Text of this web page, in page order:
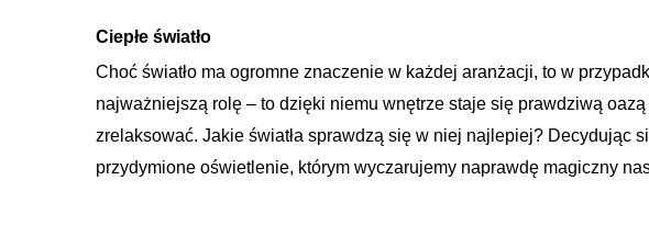
Ciepłe światło
Choć światło ma ogromne znaczenie w każdej aranżacji, to w
najważniejszą rolę – to dzięki niemu wnętrze staje się prawdziwą
zrelaksować. Jakie światła sprawdzą się w niej najlepiej? Decydując
przydymione oświetlenie, którym wyczarujemy naprawdę magiczny